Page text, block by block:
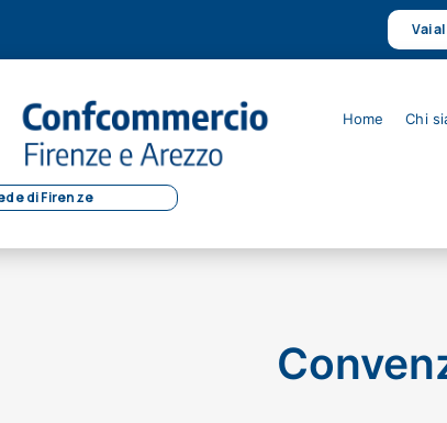
Vai
di Firenze
Home Chi